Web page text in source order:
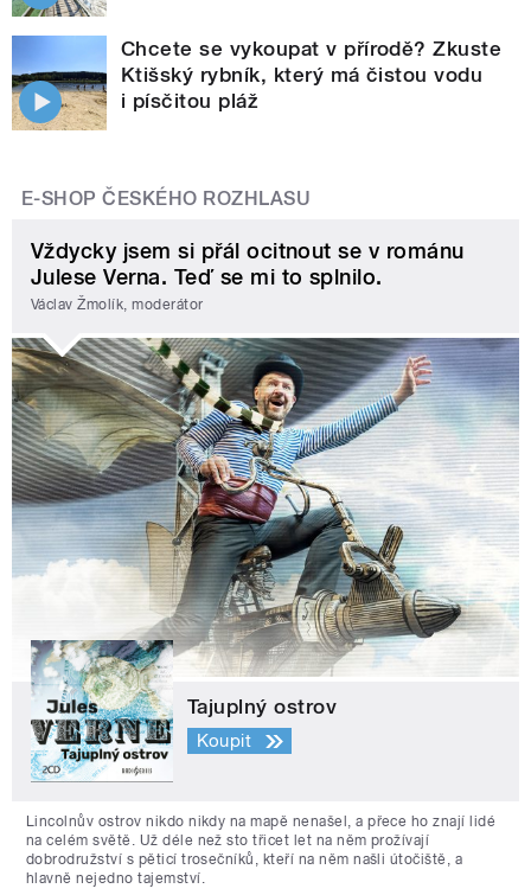
Chcete se vykoupat v přírodě? Zkuste
Ktišský rybník, který má čistou vodu
i písčitou pláž
E-SHOP ČESKÉHO ROZHLASU
Vždycky jsem si přál ocitnout se v románu
Julese Verna. Teď se mi to splnilo.
Václav Žmolík, moderátor
Tajuplný ostrov
Koupit
Lincolnův ostrov nikdo nikdy na mapě nenašel, a přece ho znají lidé
na celém světě. Už déle než sto třicet let na něm prožívají
dobrodružství s pěticí trosečníků, kteří na něm našli útočiště, a
hlavně nejedno tajemství.